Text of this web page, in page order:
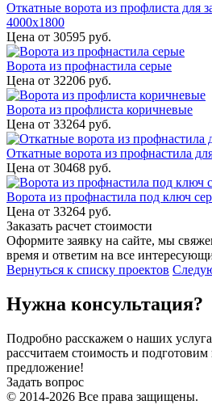
Откатные ворота из профлиста для
4000х1800
Цена от 30595 руб.
Ворота из профнастила серые
Цена от 32206 руб.
Ворота из профлиста коричневые
Цена от 33264 руб.
Откатные ворота из профнастила
Цена от 30468 руб.
Ворота из профнастила под ключ
Цена от 33264 руб.
Заказать расчет стоимости
Оформите заявку на сайте, мы
время и ответим на все
Вернуться к списку проектов
Нужна консультация?
Подробно расскажем о наших
рассчитаем стоимость и
предложение!
Задать вопрос
© 2014-2026 Все права защищены.